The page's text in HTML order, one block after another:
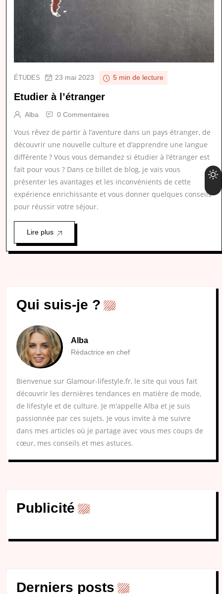
ÉTUDES 23 mai 2023 5 min de lecture
Etudier à l’étranger
Alba 0 Commentaires
Vous rêvez de partir à l’aventure dans un pays étranger, de
découvrir une nouvelle culture et d’apprendre une langue
différente ? Vous vous demandez si étudier à l’étranger est
fait pour vous ? Dans ce billet de blog, je vais vous
présenter les avantages et les inconvénients de cette
expérience enrichissante et vous donner quelques conseils
pour réussir votre séjour.
Lire plus
Qui suis-je ?
Alba
Rédactrice en chef
Bienvenue sur Glamour-lifestyle.fr, le site qui vous fait
découvrir les dernières tendances en matière de mode,
de lifestyle et de culture. Je m'appelle Alba et je suis
passionnée par ces sujets. Je vous invite à me suivre
dans mes articles où je partage avec vous mes coups de
cœur, mes conseils et mes astuces.
Publicité
Derniers posts